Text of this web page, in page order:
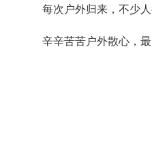
每次户外归来，不少
辛辛苦苦户外散心，